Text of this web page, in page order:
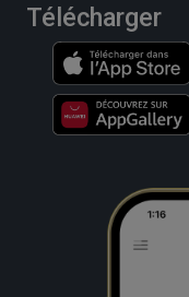
Télécharger